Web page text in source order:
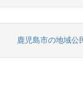
鹿児島市の地域公